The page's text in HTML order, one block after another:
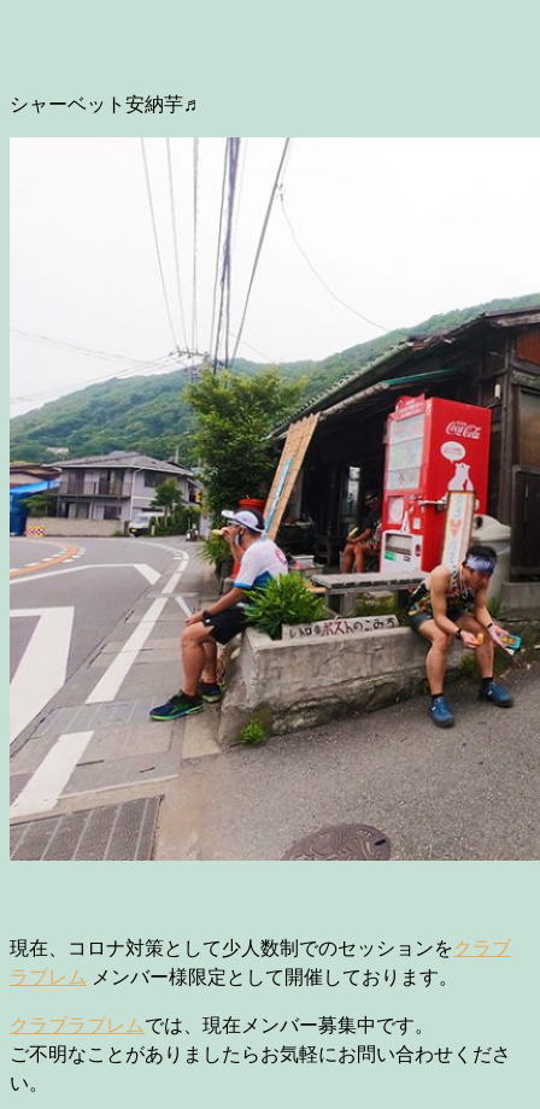
シャーベット安納芋♬
現在、コロナ対策として少人数制でのセッションをクラブ
ラプレム メンバー様限定として開催しております。
クラブラプレムでは、現在メンバー募集中です。
ご不明なことがありましたらお気軽にお問い合わせくださ
い。